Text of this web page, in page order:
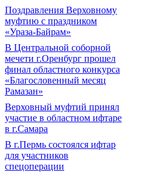
Поздравления Верховному
муфтию с праздником
«Ураза-Байрам»
В Центральной соборной
мечети г.Оренбург прошел
финал областного конкурса
«Благословенный месяц
Рамазан»
Верховный муфтий принял
участие в областном ифтаре
в г.Самара
В г.Пермь состоялся ифтар
для участников
спецоперации